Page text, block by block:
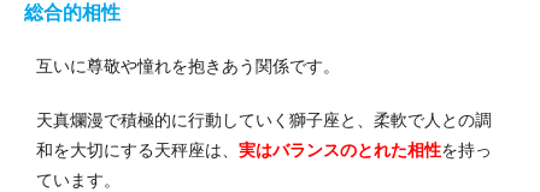
総合的相性
互いに尊敬や憧れを抱きあう関係です。
天真爛漫で積極的に行動していく獅子座と、柔軟で人との調
和を大切にする天秤座は、 実はバランスのとれた相性を持っ
ています。